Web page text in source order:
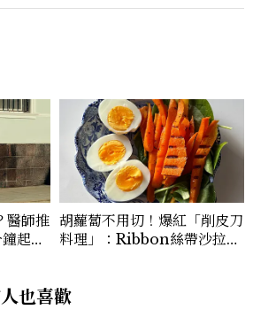
醫師推
起身
胡蘿蔔不用切！爆紅「削皮刀
料理」：Ribbon絲帶沙拉、
也喜歡